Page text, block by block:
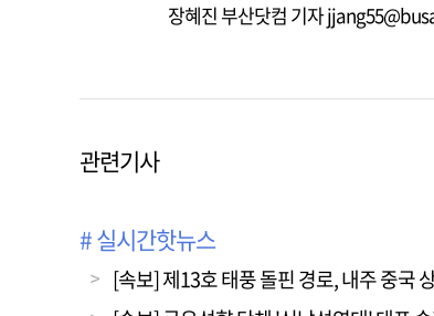
장혜진 부산닷컴 기자
관련기사
# 실시간핫뉴스
[속보] 제13호 태풍 돌핀 경로, 내주 중국